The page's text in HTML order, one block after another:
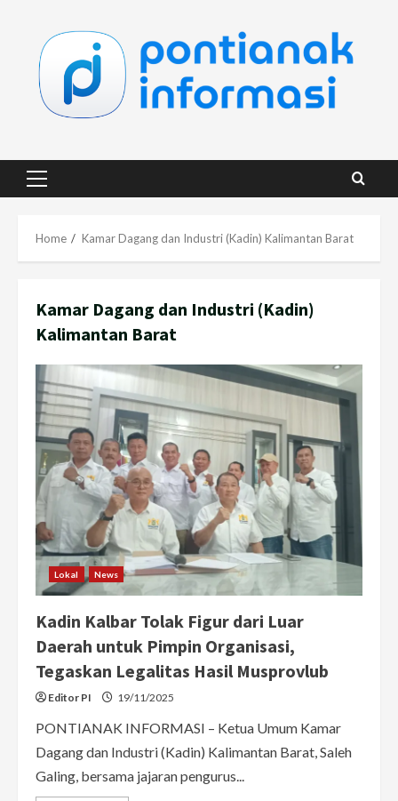
content
Primary
Home Kamar Dagang dan Industri (Kadin) Kalimantan Barat
Kamar Dagang dan Industri (Kadin)
Kalimantan Barat
Lokal News
Kadin Kalbar Tolak Figur dari Luar
Daerah untuk Pimpin Organisasi,
Tegaskan Legalitas Hasil Musprovlub
Editor PI 19/11/2025
PONTIANAK INFORMASI – Ketua Umum Kamar
Dagang dan Industri (Kadin) Kalimantan Barat, Saleh
Galing, bersama jajaran pengurus...